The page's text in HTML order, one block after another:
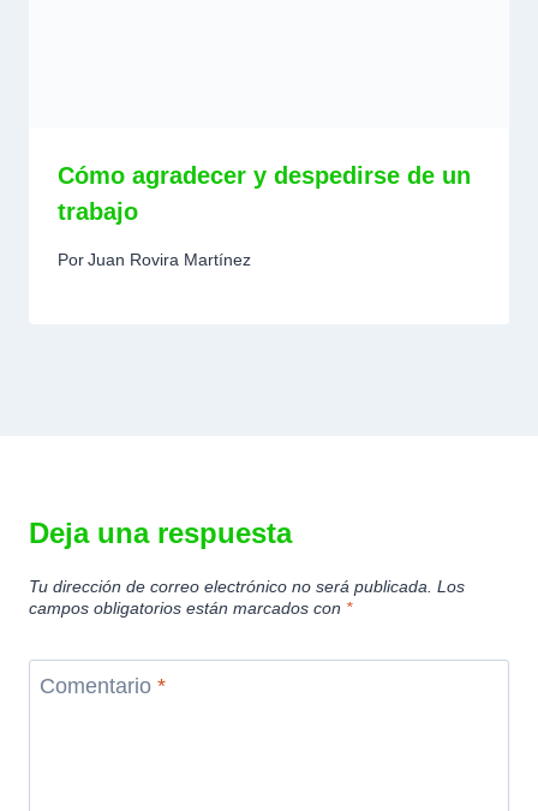
Cómo agradecer y despedirse de un
trabajo
PorJuan Rovira Martínez
Deja una respuesta
Tu dirección de correo electrónico no será publicada. Los
campos obligatorios están marcados con *
Comentario *